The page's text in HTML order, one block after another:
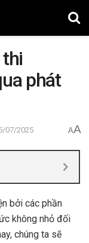
phát
07/2025 AA
bởi các phần
không nhỏ đối
chúng ta sẽ